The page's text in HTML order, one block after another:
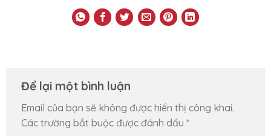
Để lại một bình luận
Email của bạn sẽ không được hiển thị công khai.
Các trường bắt buộc được đánh dấu *